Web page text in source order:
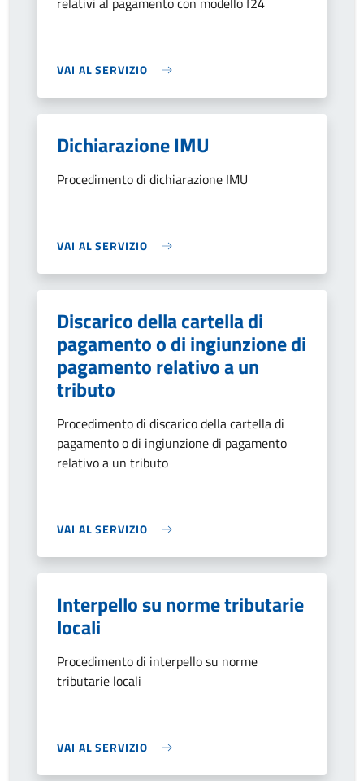
VAI AL SERVIZIO
Dichiarazione IMU
Procedimento di dichiarazione IMU
VAI AL SERVIZIO
Discarico della cartella di
pagamento o di ingiunzione di
pagamento relativo a un
tributo
Procedimento di discarico della cartella di
pagamento o di ingiunzione di pagamento
relativo a un tributo
VAI AL SERVIZIO
Interpello su norme tributarie
locali
Procedimento di interpello su norme
tributarie locali
VAI AL SERVIZIO